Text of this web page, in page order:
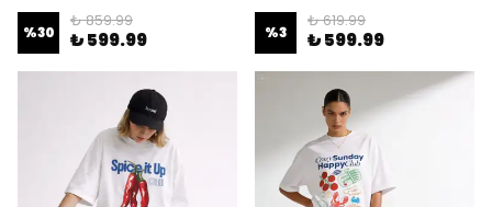
%30
₺ 859.99
₺ 599.99 %3
₺ 619.99
₺ 599.99